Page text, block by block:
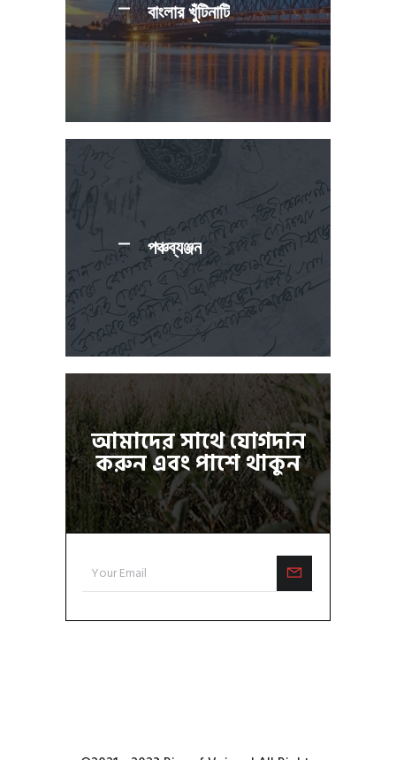
বাংলার খুঁটিনাটি
পঞ্চব্যঞ্জন
আমাদের সাথে যোগদান
করুন এবং পাশে থাকুন